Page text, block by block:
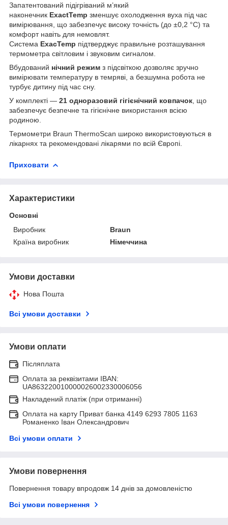
Запатентований підігріваний м’який
наконечник ExactTemp зменшує охолодження вуха під час
вимірювання, що забезпечує високу точність (до ±0,2 °C) та
комфорт навіть для немовлят.
Система ExacTemp підтверджує правильне розташування
термометра світловим і звуковим сигналом.
Вбудований нічний режим з підсвіткою дозволяє зручно
вимірювати температуру в темряві, а безшумна робота не
турбує дитину під час сну.
У комплекті — 21 одноразовий гігієнічний ковпачок , що
забезпечує безпечне та гігієнічне використання всією
родиною.
Термометри Braun ThermoScan широко використовуються в
лікарнях та рекомендовані лікарями по всій Європі.
Приховати
Характеристики
Основні
Виробник
Braun
Країна виробник
Німеччина
Умови доставки
Нова Пошта
Всі умови доставки
Умови оплати
Післяплата
Оплата за реквізитами IBAN:
UA863220010000026002330006056
Накладений платіж (при отриманні)
Оплата на карту Приват банка 4149 6293 7805 1163
Романенко Іван Олександрович
Всі умови оплати
Умови повернення
Повернення товару впродовж 14 днів за домовленістю
Всі умови повернення